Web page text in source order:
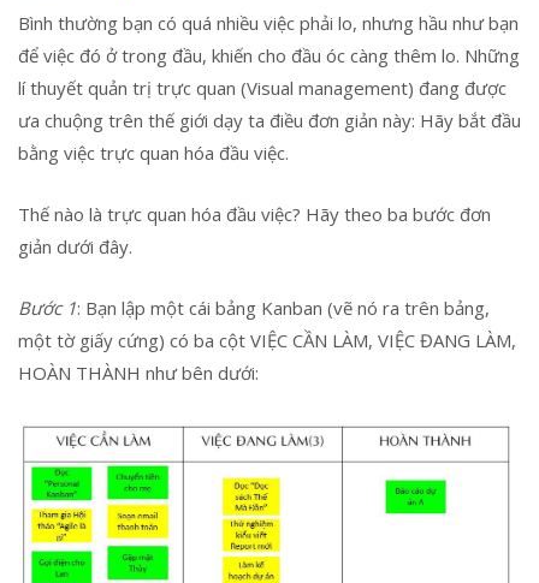
Bình thường bạn có quá nhiều việc phải lo, nhưng hầu như bạn
để việc đó ở trong đầu, khiến cho đầu óc càng thêm lo. Những
lí thuyết quản trị trực quan (Visual management) đang được
ưa chuộng trên thế giới dạy ta điều đơn giản này: Hãy bắt đầu
bằng việc trực quan hóa đầu việc.
Thế nào là trực quan hóa đầu việc? Hãy theo ba bước đơn
giản dưới đây.
Bước 1: Bạn lập một cái bảng Kanban (vẽ nó ra trên bảng,
một tờ giấy cứng) có ba cột VIỆC CẦN LÀM, VIỆC ĐANG LÀM,
HOÀN THÀNH như bên dưới: